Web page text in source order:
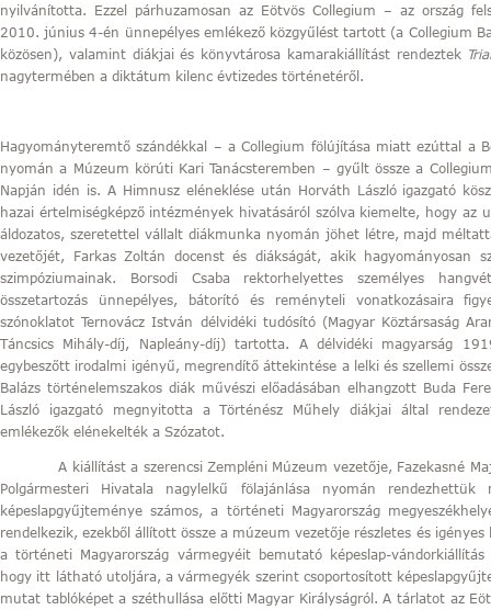
nyilvánította. Ezzel párhuzamosan az Eötvös Collegium – az ország
2010. június 4-én ünnepélyes emlékező közgyűlést tartott (a Collegium
közösen), valamint diákjai és könyvtárosa kamarakiállítást rendeztek
nagytermében a diktátum kilenc évtizedes történetéről.
Hagyományteremtő szándékkal – a Collegium fölújítása miatt ezúttal a
nyomán a Múzeum körúti Kari Tanácsteremben – gyűlt össze a
Napján idén is. A Himnusz eléneklése után Horváth László igazgató
hazai értelmiségképző intézmények hivatásáról szólva kiemelte, hogy az
áldozatos, szeretettel vállalt diákmunka nyomán jöhet létre, majd
vezetőjét, Farkas Zoltán docenst és diákságát, akik hagyományosan
szimpóziumainak. Borsodi Csaba rektorhelyettes személyes
összetartozás ünnepélyes, bátorító és reményteli vonatkozásaira
szónoklatot Ternovácz István délvidéki tudósító (Magyar Köztársaság
Táncsics Mihály-díj, Napleány-díj) tartotta. A délvidéki magyarság
egybeszőtt irodalmi igényű, megrendítő áttekintése a lelki és szellemi
Balázs történelemszakos diák művészi előadásában elhangzott Buda
László igazgató megnyitotta a Történész Műhely diákjai által
emlékezők elénekelték a Szózatot.
A kiállítást a szerencsi Zempléni Múzeum vezetője, Fazekasné
Polgármesteri Hivatala nagylelkű fölajánlása nyomán
képeslapgyűjteménye számos, a történeti Magyarország
rendelkezik, ezekből állított össze a múzeum vezetője részletes és
a történeti Magyarország vármegyéit bemutató képeslap-
hogy itt látható utoljára, a vármegyék szerint csoportosított
mutat tablóképet a széthullása előtti Magyar Királyságról. A tárlatot az